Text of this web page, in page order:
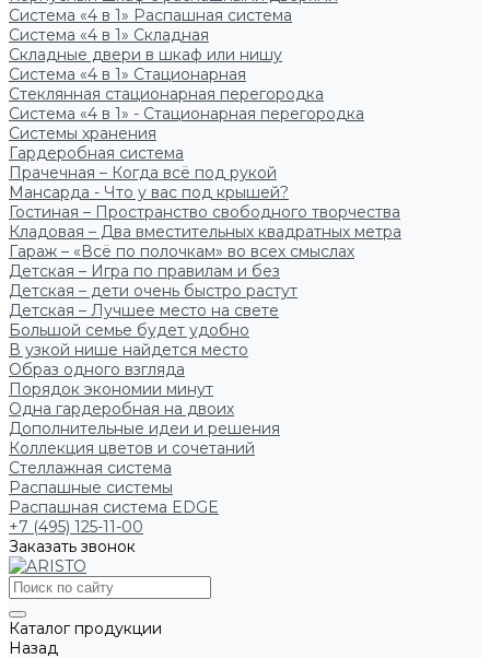
Система «4 в 1» Распашная система
Система «4 в 1» Складная
Складные двери в шкаф или нишу
Система «4 в 1» Стационарная
Стеклянная стационарная перегородка
Система «4 в 1» - Стационарная перегородка
Системы хранения
Гардеробная система
Прачечная – Когда всё под рукой
Мансарда - Что у вас под крышей?
Гостиная – Пространство свободного творчества
Кладовая – Два вместительных квадратных метра
Гараж – «Всё по полочкам» во всех смыслах
Детская – Игра по правилам и без
Детская – дети очень быстро растут
Детская – Лучшее место на свете
Большой семье будет удобно
В узкой нише найдется место
Образ одного взгляда
Порядок экономии минут
Одна гардеробная на двоих
Дополнительные идеи и решения
Коллекция цветов и сочетаний
Стеллажная система
Распашные системы
Распашная система EDGE
+7 (495) 125-11-00
Заказать звонок
Каталог продукции
Назад